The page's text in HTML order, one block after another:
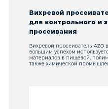
Вихревой
для контрольного и
просеивания
Вихревой просеиватель AZO
большим успехом
материалов в пищевой,
также химической